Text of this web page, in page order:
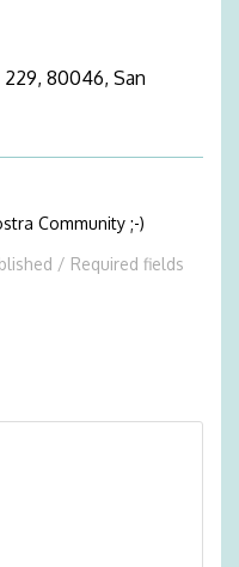
80046, San
Community ;-)
/ Required fields